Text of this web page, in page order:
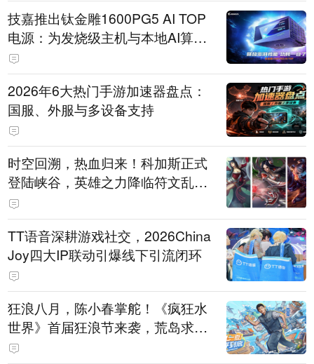
技嘉推出钛金雕1600PG5 AI TOP
电源：为发烧级主机与本地AI算力
打造旗舰供电方案
2026年6大热门手游加速器盘点：
国服、外服与多设备支持
时空回溯，热血归来！科加斯正式
登陆峡谷，英雄之力降临符文乱
斗！
TT语音深耕游戏社交，2026China
Joy四大IP联动引爆线下引流闭环
狂浪八月，陈小春掌舵！《疯狂水
世界》首届狂浪节来袭，荒岛求生
直播即将开启